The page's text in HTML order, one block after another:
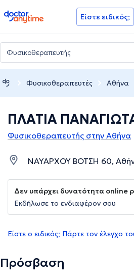
doctoranytime Είστε ειδικός;
Φυσικοθεραπευτές Αθήνα
ΠΛΑΤΙΑ
Φυσικοθεραπευτής στην Αθήνα
ΝΑΥΑΡΧΟΥ ΒΟΤΣΗ 60,
Δεν υπάρχει δυνατότητα online
Εκδήλωσε το ενδιαφέρον σου
Είστε ο ειδικός; Πάρτε τον έλεγχο
Πρόσβαση